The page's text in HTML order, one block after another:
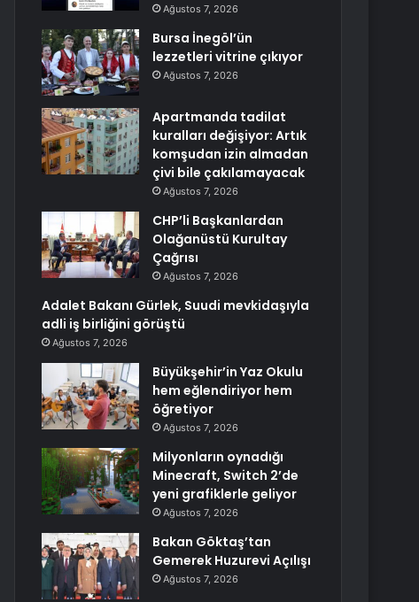
Ağustos 7, 2026
Bursa İnegöl’ün
lezzetleri vitrine çıkıyor
Ağustos 7, 2026
Apartmanda tadilat
kuralları değişiyor: Artık
komşudan izin almadan
çivi bile çakılamayacak
Ağustos 7, 2026
CHP’li Başkanlardan
Olağanüstü Kurultay
Çağrısı
Ağustos 7, 2026
Adalet Bakanı Gürlek, Suudi mevkidaşıyla
adli iş birliğini görüştü
Ağustos 7, 2026
Büyükşehir’in Yaz Okulu
hem eğlendiriyor hem
öğretiyor
Ağustos 7, 2026
Milyonların oynadığı
Minecraft, Switch 2’de
yeni grafiklerle geliyor
Ağustos 7, 2026
Bakan Göktaş’tan
Gemerek Huzurevi Açılışı
Ağustos 7, 2026